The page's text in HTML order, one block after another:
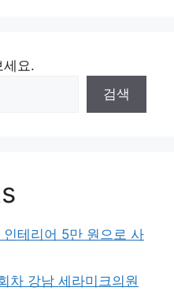
세요.
검색
테리어 5만 원으로 사
차 강남 세라미크의원